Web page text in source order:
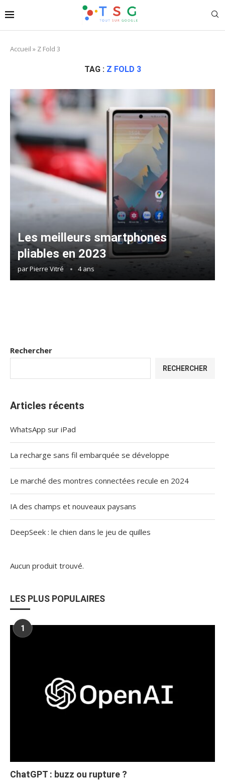
Accueil » Z Fold 3
TAG : Z FOLD 3
Les meilleurs smartphones
pliables en 2023
parPierre Vitré 4 ans
Rechercher
RECHERCHER
Articles récents
WhatsApp sur iPad
La recharge sans fil embarquée se développe
Le marché des montres connectées recule en 2024
IA des champs et nouveaux paysans
DeepSeek : le chien dans le jeu de quilles
Aucun produit trouvé.
LES PLUS POPULAIRES
1
ChatGPT : buzz ou rupture ?